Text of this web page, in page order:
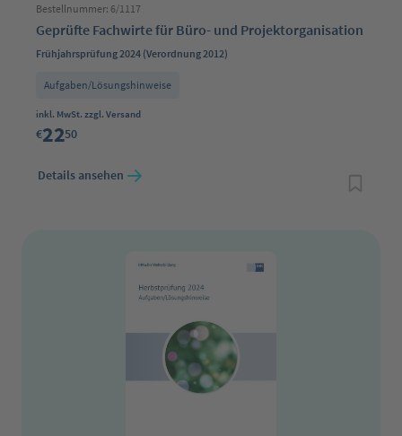
Bestellnummer: 6/1117
Geprüfte Fachwirte für Büro- und Projektorganisation
Frühjahrsprüfung 2024 (Verordnung 2012)
Aufgaben/Lösungshinweise
Regulärer Preis:
inkl. MwSt. zzgl. Versand
€2250
Details ansehen